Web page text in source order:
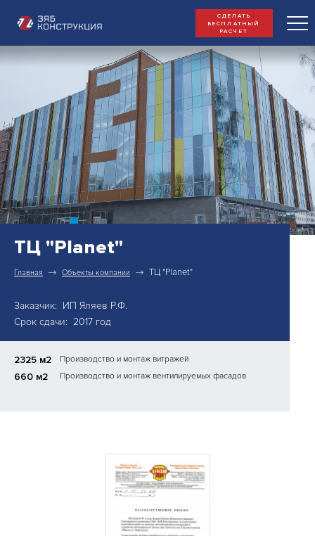
СДЕЛАТЬ
БЕСПЛАТНЫЙ
РАСЧЕТ
ТЦ "Planet"
Главная Объекты компании ТЦ "Planet"
Заказчик: ИП Яляев Р.Ф.
Срок сдачи: 2017 год
2325 м2 Производство и монтаж витражей
660 м2 Производство и монтаж вентилируемых фасадов